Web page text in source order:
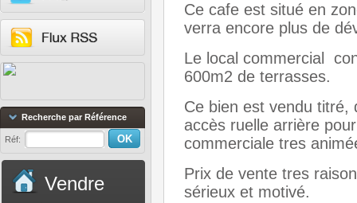
Recherche par Référence
Réf:
Vendre
Ce cafe est situé en
verra encore plus de
Le local commercial
600m2 de terrasses.
Ce bien est vendu titré,
accès ruelle arrière
commerciale tres
Prix de vente tres
sérieux et motivé.